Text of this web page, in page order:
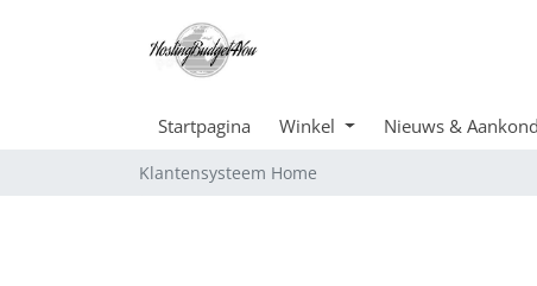
Startpagina Winkel Nieuws &
Klantensysteem Home